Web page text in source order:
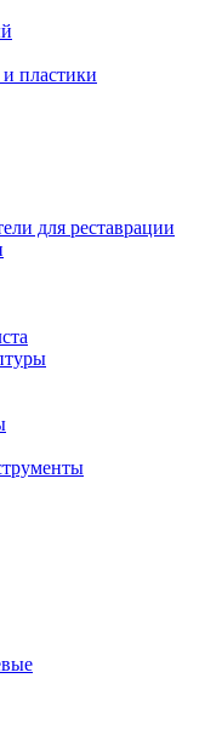
пластики
для реставрации